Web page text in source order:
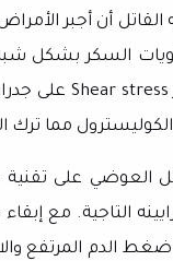
القاتل أن أجبر
السكر بشكل شبه
Shear stress على
مما ترك
العوضي على
التاجية. مع
الدم المرتفع